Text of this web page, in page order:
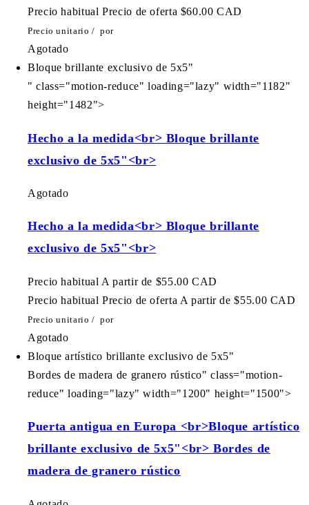
Precio habitual Precio de oferta $60.00 CAD
Precio unitario / por
Agotado
Bloque brillante exclusivo de 5x5"
" class="motion-reduce" loading="lazy" width="1182"
height="1482">
Hecho a la medida<br> Bloque brillante
exclusivo de 5x5"<br>
Agotado
Hecho a la medida<br> Bloque brillante
exclusivo de 5x5"<br>
Precio habitual A partir de $55.00 CAD
Precio habitual Precio de oferta A partir de $55.00 CAD
Precio unitario / por
Agotado
Bloque artístico brillante exclusivo de 5x5"
Bordes de madera de granero rústico" class="motion-
reduce" loading="lazy" width="1200" height="1500">
Puerta antigua en Europa <br>Bloque artístico
brillante exclusivo de 5x5"<br> Bordes de
madera de granero rústico